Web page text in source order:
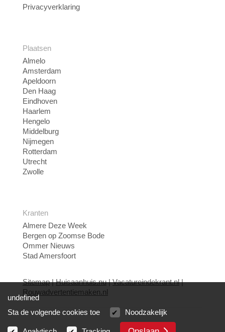
Privacyverklaring
Plaatsen
Almelo
Amsterdam
Apeldoorn
Den Haag
Eindhoven
Haarlem
Hengelo
Middelburg
Nijmegen
Rotterdam
Utrecht
Zwolle
Kranten
Almere Deze Week
Bergen op Zoomse Bode
Ommer Nieuws
Stad Amersfoort
Sitemap|Huisaanhuis.nu|Vacatureindekrant.nl|
Rouwadvertentiemaken.nl
undefined
Sta de volgende cookies toe
Noodzakelijk